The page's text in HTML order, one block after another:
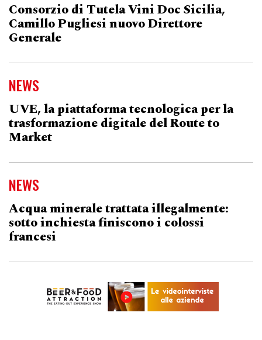
Consorzio di Tutela Vini Doc Sicilia,
Camillo Pugliesi nuovo Direttore
Generale
NEWS
UVE, la piattaforma tecnologica per la
trasformazione digitale del Route to
Market
NEWS
Acqua minerale trattata illegalmente:
sotto inchiesta finiscono i colossi
francesi